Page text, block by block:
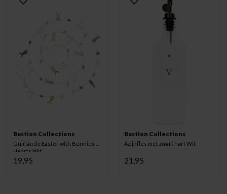
Bastion Collections
Guirlande Easter with Bunnies &
Hearts Wit
19,95
Bastion Collections
Azijnfles met zwart hart Wit
21,95